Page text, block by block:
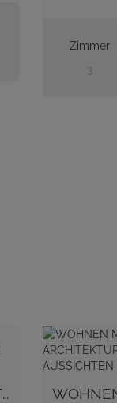
Zimmer
3
FAMILIENPARADIES MIT STIL: LICHTDURCHFLUTETE MAISONETTE MIT GARTEN UND SEEBLICK